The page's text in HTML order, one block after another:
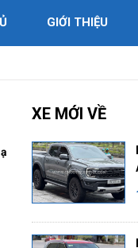
GIỚI THIỆU
XE MỚI VỀ